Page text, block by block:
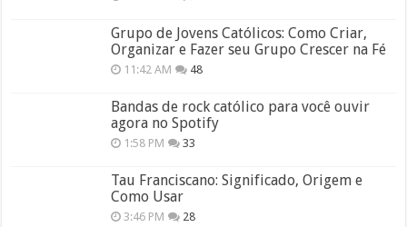
Grupo de Jovens Católicos: Como Criar,
Organizar e Fazer seu Grupo Crescer na Fé
11:42 AM 48
Bandas de rock católico para você ouvir
agora no Spotify
1:58 PM 33
Tau Franciscano: Significado, Origem e
Como Usar
3:46 PM 28